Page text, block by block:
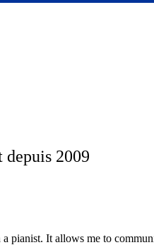
2009
pianist. It allows me to